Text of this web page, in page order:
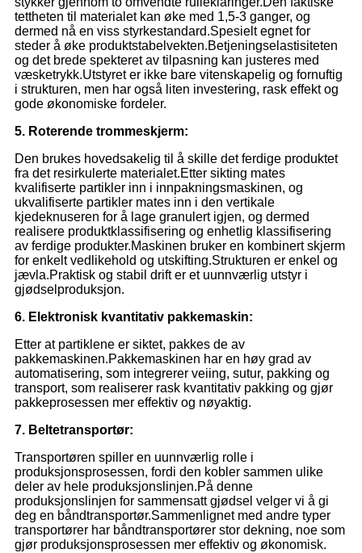
tettheten til materialet kan øke med 1,5-3 ganger, og
dermed nå en viss styrkestandard.Spesielt egnet for
steder å øke produktstabelvekten.Betjeningselastisiteten
og det brede spekteret av tilpasning kan justeres med
væsketrykk.Utstyret er ikke bare vitenskapelig og fornuftig
i strukturen, men har også liten investering, rask effekt og
gode økonomiske fordeler.
5. Roterende trommeskjerm:
Den brukes hovedsakelig til å skille det ferdige produktet
fra det resirkulerte materialet.Etter sikting mates
kvalifiserte partikler inn i innpakningsmaskinen, og
ukvalifiserte partikler mates inn i den vertikale
kjedeknuseren for å lage granulert igjen, og dermed
realisere produktklassifisering og enhetlig klassifisering
av ferdige produkter.Maskinen bruker en kombinert skjerm
for enkelt vedlikehold og utskifting.Strukturen er enkel og
jævla.Praktisk og stabil drift er et uunnværlig utstyr i
gjødselproduksjon.
6. Elektronisk kvantitativ pakkemaskin:
Etter at partiklene er siktet, pakkes de av
pakkemaskinen.Pakkemaskinen har en høy grad av
automatisering, som integrerer veiing, sutur, pakking og
transport, som realiserer rask kvantitativ pakking og gjør
pakkeprosessen mer effektiv og nøyaktig.
7. Beltetransportør:
Transportøren spiller en uunnværlig rolle i
produksjonsprosessen, fordi den kobler sammen ulike
deler av hele produksjonslinjen.På denne
produksjonslinjen for sammensatt gjødsel velger vi å gi
deg en båndtransportør.Sammenlignet med andre typer
transportører har båndtransportører stor dekning, noe som
gjør produksjonsprosessen mer effektiv og økonomisk.